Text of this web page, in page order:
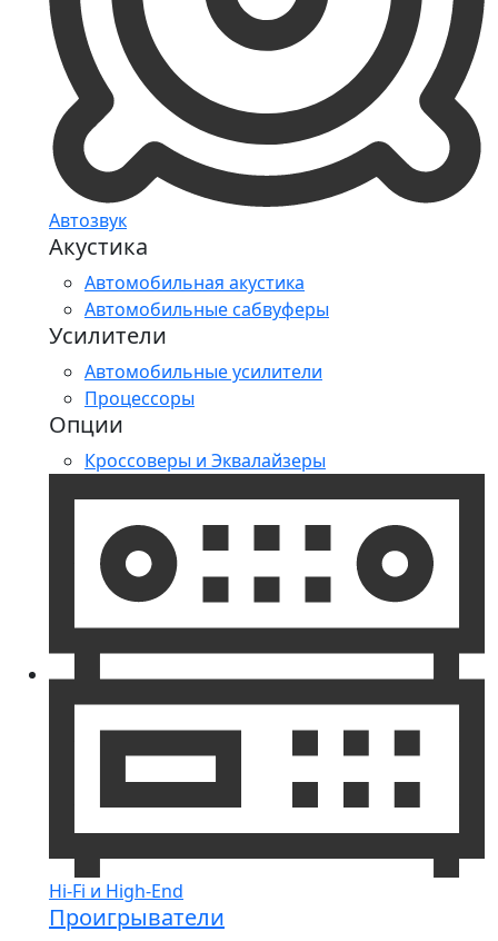
Автозвук
Акустика
Автомобильная акустика
Автомобильные сабвуферы
Усилители
Автомобильные усилители
Процессоры
Опции
Кроссоверы и Эквалайзеры
Hi-Fi и High-End
Проигрыватели